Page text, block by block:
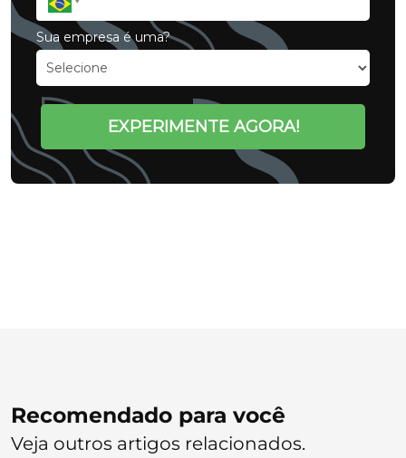
Sua empresa é uma?
EXPERIMENTE AGORA!
Recomendado para você
Veja outros artigos relacionados.